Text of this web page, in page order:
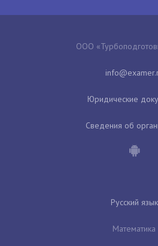
ООО
Юридические
Сведения об
Русский язык
Математика